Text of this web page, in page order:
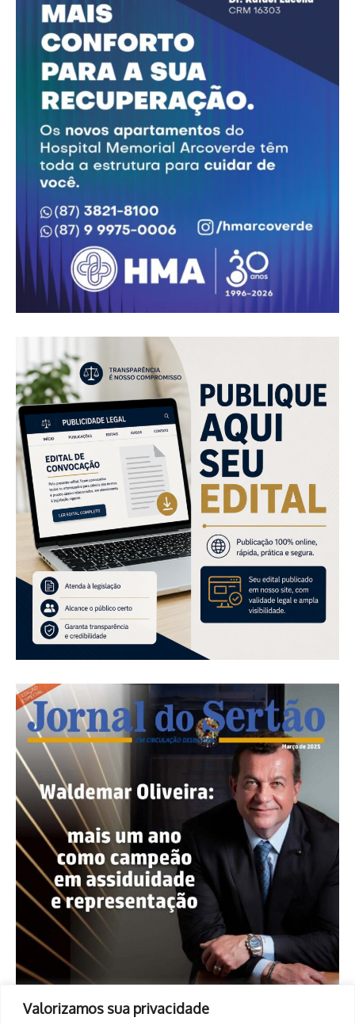
Valorizamos sua privacidade